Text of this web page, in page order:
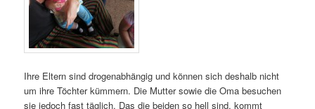
Ihre Eltern sind drogenabhängig und können sich deshalb nicht
um ihre Töchter kümmern. Die Mutter sowie die Oma besuchen
sie jedoch fast täglich. Das die beiden so hell sind, kommt